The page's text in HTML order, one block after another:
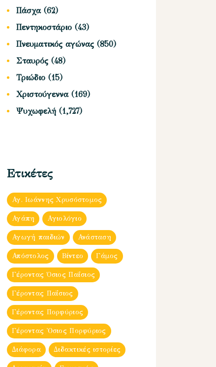
Πάσχα(62)
Πεντηκοστάριο (43)
Πνευματικός αγώνας (850)
Σταυρός (48)
Τριώδιο (15)
Χριστούγεννα(169)
Ψυχωφελή (1,727)
Ετικέτες
Αγ. Ιωάννης Χρυσόστομος
Αγάπη Αγιολόγιο
Αγωγή παιδιών Ανάσταση
Απόστολος Βίντεο Γάμος
Γέροντας Όσιος Παΐσιος
Γέροντας Παΐσιος
Γέροντας Πορφύριος
Γέροντας Ὀσιος Πορφύριος
Διάφορα Διδακτικές ιστορίες